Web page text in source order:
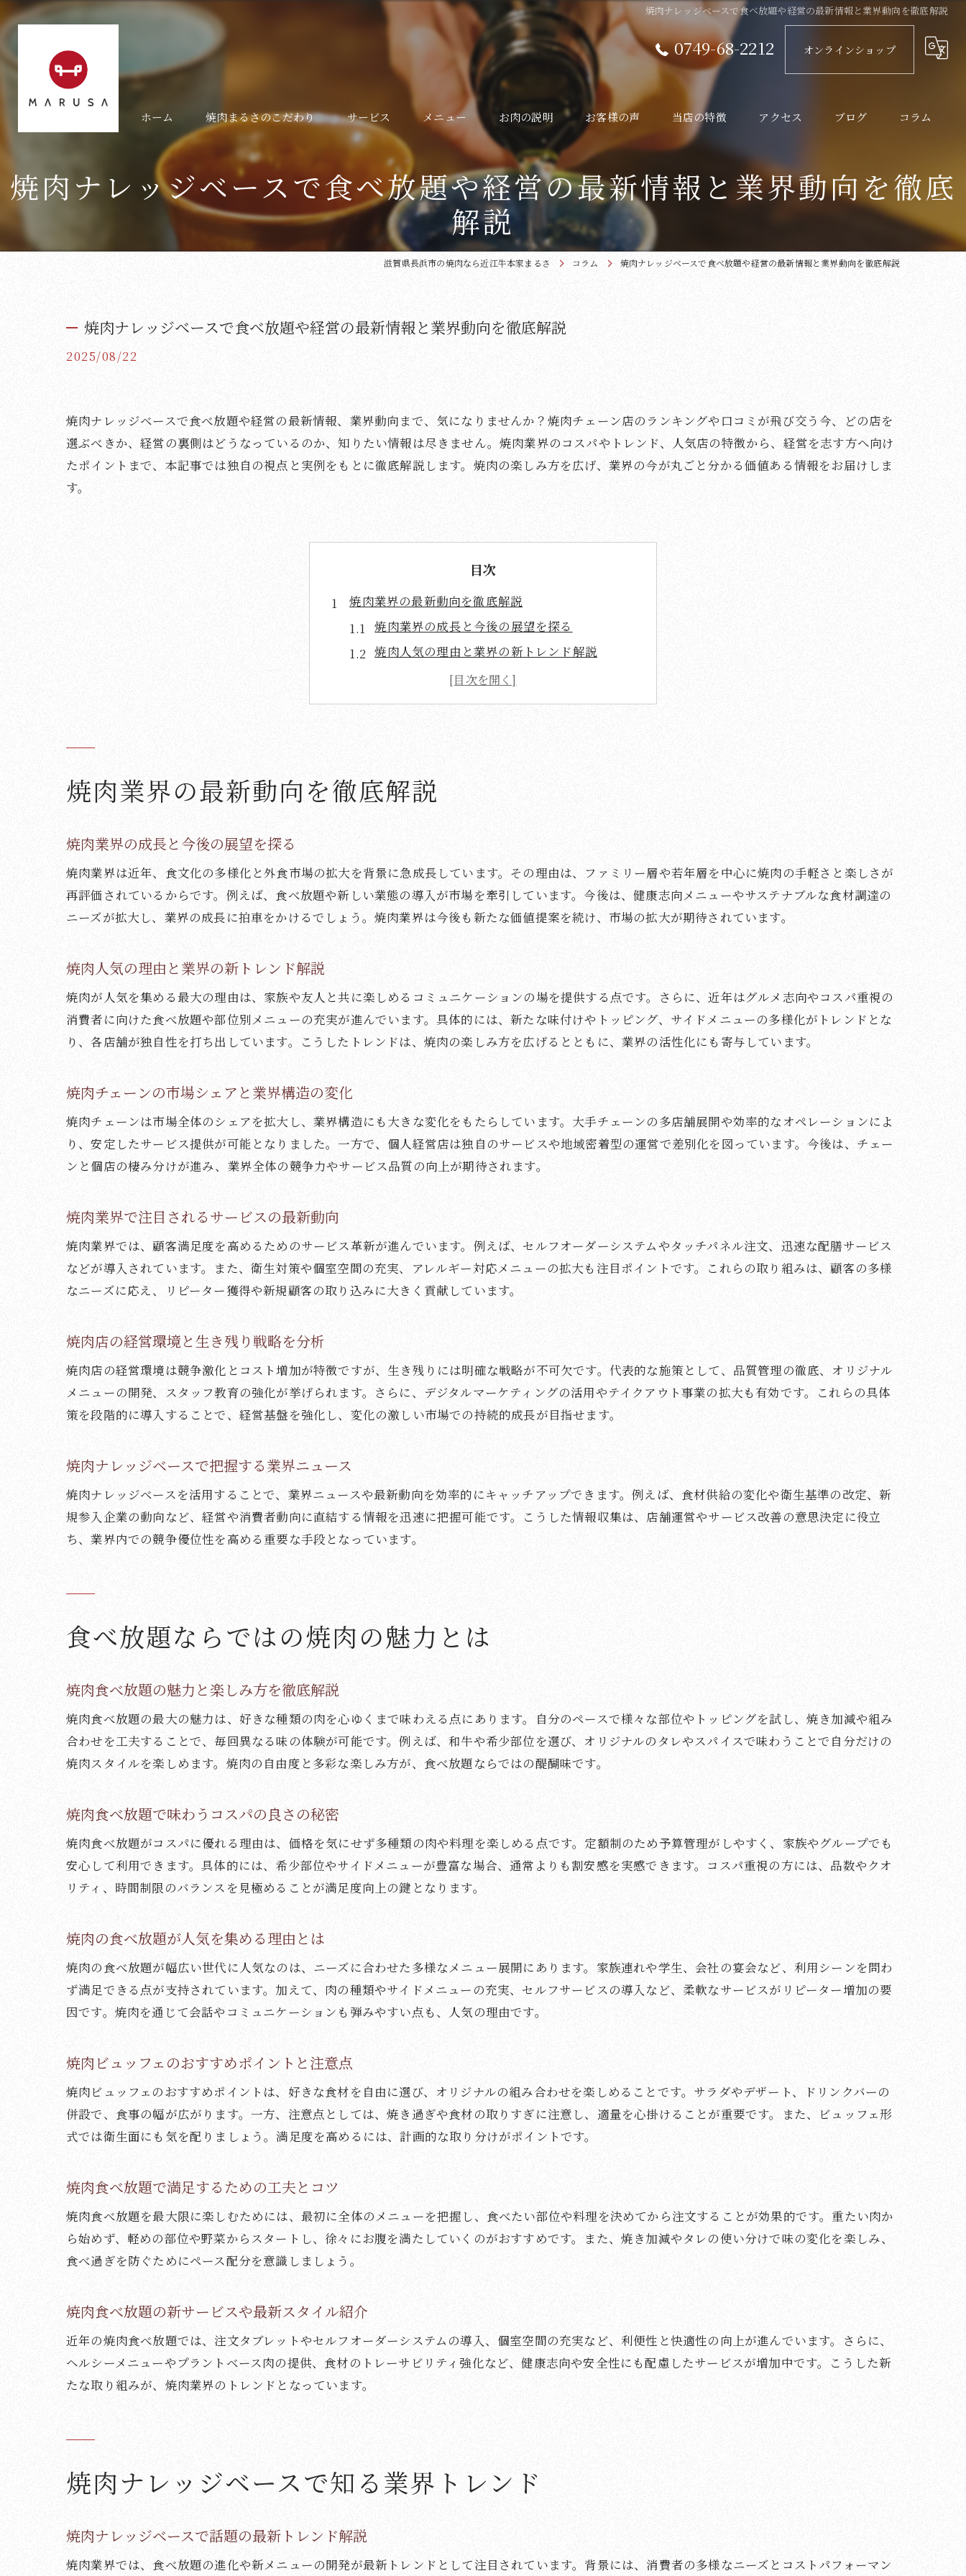
焼肉ナレッジベースで食べ放題や経営の最新情報と業界動向を徹底解説
0749-68-2212 オンラインショップ
ホーム 焼肉まるさのこだわり サービス
よくある質問
ギャラリー
メニュー お肉の説明 お客様の声 当店の特徴
ランチ
炭火
アクセス ブログ コラム
焼肉ナレッジベースで食べ放題や経営の最新情報と業界動向を徹底
解説
滋賀県長浜市の焼肉なら近江牛本家まるさ コラム 焼肉ナレッジベースで食べ放題や経営の最新情報と業界動向を徹底解説
焼肉ナレッジベースで食べ放題や経営の最新情報と業界動向を徹底解説
2025/08/22
焼肉ナレッジベースで食べ放題や経営の最新情報、業界動向まで、気になりませんか？焼肉チェーン店のランキングや口コミが飛び交う今、どの店を
選ぶべきか、経営の裏側はどうなっているのか、知りたい情報は尽きません。焼肉業界のコスパやトレンド、人気店の特徴から、経営を志す方へ向け
たポイントまで、本記事では独自の視点と実例をもとに徹底解説します。焼肉の楽しみ方を広げ、業界の今が丸ごと分かる価値ある情報をお届けしま
す。
目次
焼肉業界の最新動向を徹底解説
焼肉業界の成長と今後の展望を探る
焼肉人気の理由と業界の新トレンド解説
焼肉チェーンの市場シェアと業界構造の変化
焼肉業界で注目されるサービスの最新動向
食べ放題ならではの焼肉の魅力とは
焼肉食べ放題の魅力と楽しみ方を徹底解説
焼肉ビュッフェのおすすめポイントと注意点
焼肉食べ放題で満足するための工夫とコツ
焼肉食べ放題の新サービスや最新スタイル紹介
焼肉業界における新たな人気メニューの傾向
焼肉の食べ放題で注目されるサービス比較
焼肉店の集客方法とSNS活用の最新事例
経営視点から見る焼肉店の実態に迫る
焼肉店経営の現状と成功に必要な要素とは
焼肉業界で求められる人材育成とチーム作り
焼肉店経営の課題と今後の可能性を考察
焼肉店の食べ放題プラン比較と賢い使い方
焼肉でコストを抑えるための裏技とヒント
焼肉をさらに美味しく味わうための工夫
焼肉の焼き方や部位選びのプロのコツ
焼肉を囲んで楽しむコミュニケーション術
焼肉業界で注目の新規チェーンの動向分析
焼肉チェーン店のメニュー戦略と工夫
焼肉ナレッジベースで広がる楽しみ方
焼肉ナレッジベースで深まる食の知識
焼肉の新しい楽しみ方を体験するアイデア
焼肉ナレッジベースで交流を広げる方法
焼肉の魅力を再発見するナレッジ活用術
焼肉業界の最新動向を徹底解説
焼肉業界の成長と今後の展望を探る
焼肉業界は近年、食文化の多様化と外食市場の拡大を背景に急成長しています。その理由は、ファミリー層や若年層を中心に焼肉の手軽さと楽しさが
再評価されているからです。例えば、食べ放題や新しい業態の導入が市場を牽引しています。今後は、健康志向メニューやサステナブルな食材調達の
ニーズが拡大し、業界の成長に拍車をかけるでしょう。焼肉業界は今後も新たな価値提案を続け、市場の拡大が期待されています。
焼肉人気の理由と業界の新トレンド解説
焼肉が人気を集める最大の理由は、家族や友人と共に楽しめるコミュニケーションの場を提供する点です。さらに、近年はグルメ志向やコスパ重視の
消費者に向けた食べ放題や部位別メニューの充実が進んでいます。具体的には、新たな味付けやトッピング、サイドメニューの多様化がトレンドとな
り、各店舗が独自性を打ち出しています。こうしたトレンドは、焼肉の楽しみ方を広げるとともに、業界の活性化にも寄与しています。
焼肉チェーンの市場シェアと業界構造の変化
焼肉チェーンは市場全体のシェアを拡大し、業界構造にも大きな変化をもたらしています。大手チェーンの多店舗展開や効率的なオペレーションによ
り、安定したサービス提供が可能となりました。一方で、個人経営店は独自のサービスや地域密着型の運営で差別化を図っています。今後は、チェー
ンと個店の棲み分けが進み、業界全体の競争力やサービス品質の向上が期待されます。
焼肉業界で注目されるサービスの最新動向
焼肉業界では、顧客満足度を高めるためのサービス革新が進んでいます。例えば、セルフオーダーシステムやタッチパネル注文、迅速な配膳サービス
などが導入されています。また、衛生対策や個室空間の充実、アレルギー対応メニューの拡大も注目ポイントです。これらの取り組みは、顧客の多様
なニーズに応え、リピーター獲得や新規顧客の取り込みに大きく貢献しています。
焼肉店の経営環境と生き残り戦略を分析
焼肉店の経営環境は競争激化とコスト増加が特徴ですが、生き残りには明確な戦略が不可欠です。代表的な施策として、品質管理の徹底、オリジナル
メニューの開発、スタッフ教育の強化が挙げられます。さらに、デジタルマーケティングの活用やテイクアウト事業の拡大も有効です。これらの具体
策を段階的に導入することで、経営基盤を強化し、変化の激しい市場での持続的成長が目指せます。
焼肉ナレッジベースで把握する業界ニュース
焼肉ナレッジベースを活用することで、業界ニュースや最新動向を効率的にキャッチアップできます。例えば、食材供給の変化や衛生基準の改定、新
規参入企業の動向など、経営や消費者動向に直結する情報を迅速に把握可能です。こうした情報収集は、店舗運営やサービス改善の意思決定に役立
ち、業界内での競争優位性を高める重要な手段となっています。
食べ放題ならではの焼肉の魅力とは
焼肉食べ放題の魅力と楽しみ方を徹底解説
焼肉食べ放題の最大の魅力は、好きな種類の肉を心ゆくまで味わえる点にあります。自分のペースで様々な部位やトッピングを試し、焼き加減や組み
合わせを工夫することで、毎回異なる味の体験が可能です。例えば、和牛や希少部位を選び、オリジナルのタレやスパイスで味わうことで自分だけの
焼肉スタイルを楽しめます。焼肉の自由度と多彩な楽しみ方が、食べ放題ならではの醍醐味です。
焼肉食べ放題で味わうコスパの良さの秘密
焼肉食べ放題がコスパに優れる理由は、価格を気にせず多種類の肉や料理を楽しめる点です。定額制のため予算管理がしやすく、家族やグループでも
安心して利用できます。具体的には、希少部位やサイドメニューが豊富な場合、通常よりも割安感を実感できます。コスパ重視の方には、品数やクオ
リティ、時間制限のバランスを見極めることが満足度向上の鍵となります。
焼肉の食べ放題が人気を集める理由とは
焼肉の食べ放題が幅広い世代に人気なのは、ニーズに合わせた多様なメニュー展開にあります。家族連れや学生、会社の宴会など、利用シーンを問わ
ず満足できる点が支持されています。加えて、肉の種類やサイドメニューの充実、セルフサービスの導入など、柔軟なサービスがリピーター増加の要
因です。焼肉を通じて会話やコミュニケーションも弾みやすい点も、人気の理由です。
焼肉ビュッフェのおすすめポイントと注意点
焼肉ビュッフェのおすすめポイントは、好きな食材を自由に選び、オリジナルの組み合わせを楽しめることです。サラダやデザート、ドリンクバーの
併設で、食事の幅が広がります。一方、注意点としては、焼き過ぎや食材の取りすぎに注意し、適量を心掛けることが重要です。また、ビュッフェ形
式では衛生面にも気を配りましょう。満足度を高めるには、計画的な取り分けがポイントです。
焼肉食べ放題で満足するための工夫とコツ
焼肉食べ放題を最大限に楽しむためには、最初に全体のメニューを把握し、食べたい部位や料理を決めてから注文することが効果的です。重たい肉か
ら始めず、軽めの部位や野菜からスタートし、徐々にお腹を満たしていくのがおすすめです。また、焼き加減やタレの使い分けで味の変化を楽しみ、
食べ過ぎを防ぐためにペース配分を意識しましょう。
焼肉食べ放題の新サービスや最新スタイル紹介
近年の焼肉食べ放題では、注文タブレットやセルフオーダーシステムの導入、個室空間の充実など、利便性と快適性の向上が進んでいます。さらに、
ヘルシーメニューやプラントベース肉の提供、食材のトレーサビリティ強化など、健康志向や安全性にも配慮したサービスが増加中です。こうした新
たな取り組みが、焼肉業界のトレンドとなっています。
焼肉ナレッジベースで知る業界トレンド
焼肉ナレッジベースで話題の最新トレンド解説
焼肉業界では、食べ放題の進化や新メニューの開発が最新トレンドとして注目されています。背景には、消費者の多様なニーズとコストパフォーマン